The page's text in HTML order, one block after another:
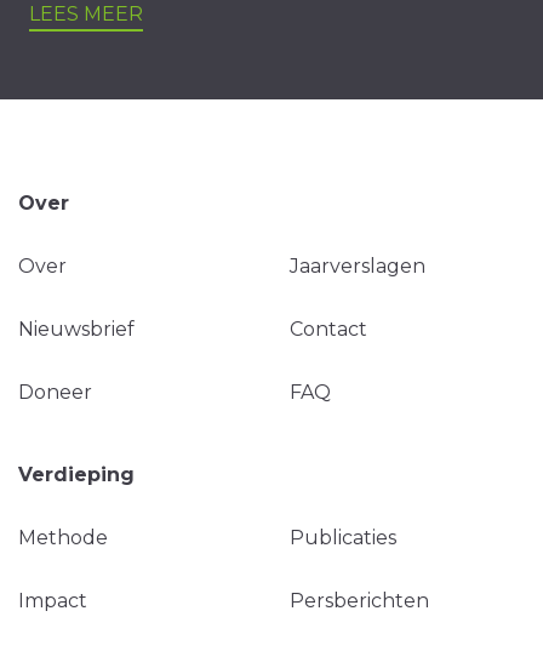
LEES MEER
Over
Over Jaarverslagen
Nieuwsbrief Contact
Doneer FAQ
Verdieping
Methode Publicaties
Impact Persberichten